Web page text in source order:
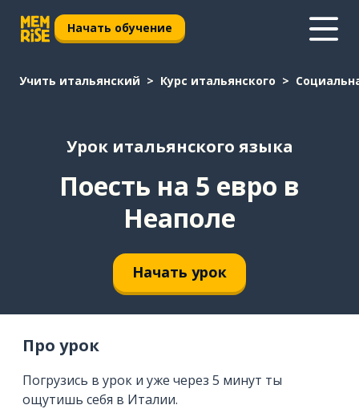
Начать обучение
Учить итальянский Курс итальянского
Урок итальянского языка
Поесть на 5 евро в
Неаполе
Начать урок
Про урок
Погрузись в урок и уже через 5 минут ты
ощутишь себя в Италии.